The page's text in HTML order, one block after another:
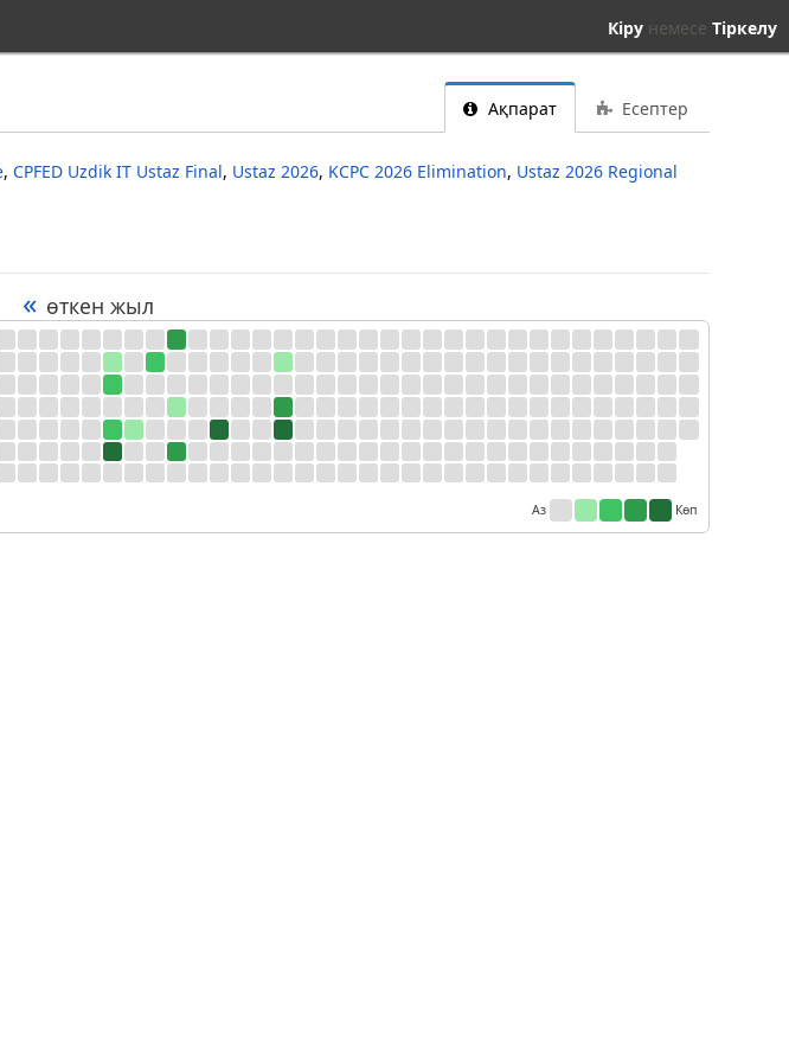
Кіру немесе Тіркелу
Ақпарат Есептер
, CPFED Uzdik IT Ustaz Final, Ustaz 2026, KCPC 2026 Elimination, Ustaz 2026 Regional
« өткен жыл
Аз Көп